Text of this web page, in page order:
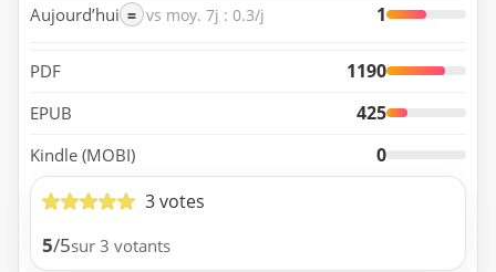
Aujourd’hui = vs moy. 7j : 0.3/j 1
PDF 1190
EPUB 425
Kindle (MOBI)
0
3 votes
5/5sur 3 votants